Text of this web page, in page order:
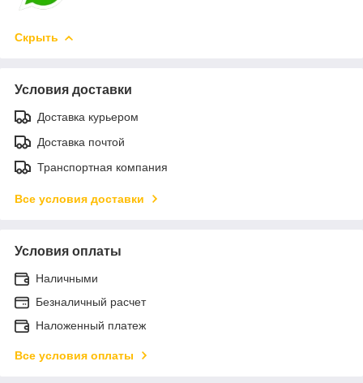
Скрыть
Условия доставки
Доставка курьером
Доставка почтой
Транспортная компания
Все условия доставки
Условия оплаты
Наличными
Безналичный расчет
Наложенный платеж
Все условия оплаты